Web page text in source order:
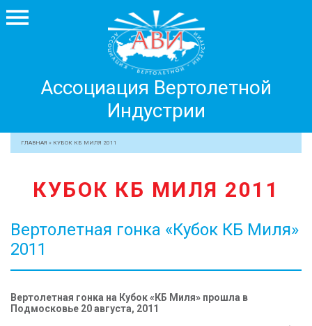
Ассоциация Вертолетной
Индустрии
Вертолетной
Индустрии
+7 499 755 99 29
ЧЛЕНЫ АВИ
ПРОФЕССИОНАЛАМ
ЖУРНАЛ
МЕДИА
ГЛАВНАЯ » КУБОК КБ МИЛЯ 2011
КУБОК КБ МИЛЯ 2011
Вертолетная гонка «Кубок КБ Миля»
2011
Вертолетная гонка на Кубок «КБ Миля» прошла в
Подмосковье 20 августа, 2011